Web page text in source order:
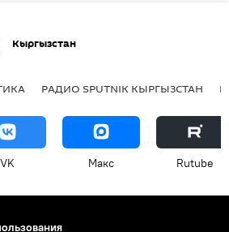
Кыргызстан
РАДИО SPUTNIK КЫРГЫЗСТАН
VK Макс Rutube